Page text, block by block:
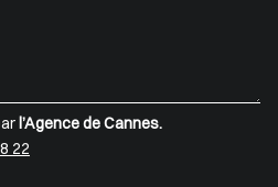
l’Agence de Cannes.
22